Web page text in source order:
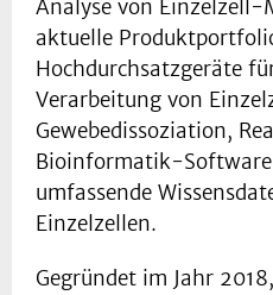
Analyse von
aktuelle
Hochdurchsatzgeräte
Verarbeitung von
Gewebedissoziation,
Bioinformatik-Software
umfassende
Einzelzellen.
Gegründet im Jahr